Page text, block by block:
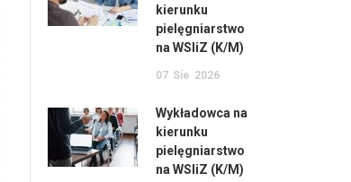
kierunku
pielęgniarstwo
na WSIiZ (K/M)
07 Sie 2026
Wykładowca na
kierunku
pielęgniarstwo
na WSIiZ (K/M)